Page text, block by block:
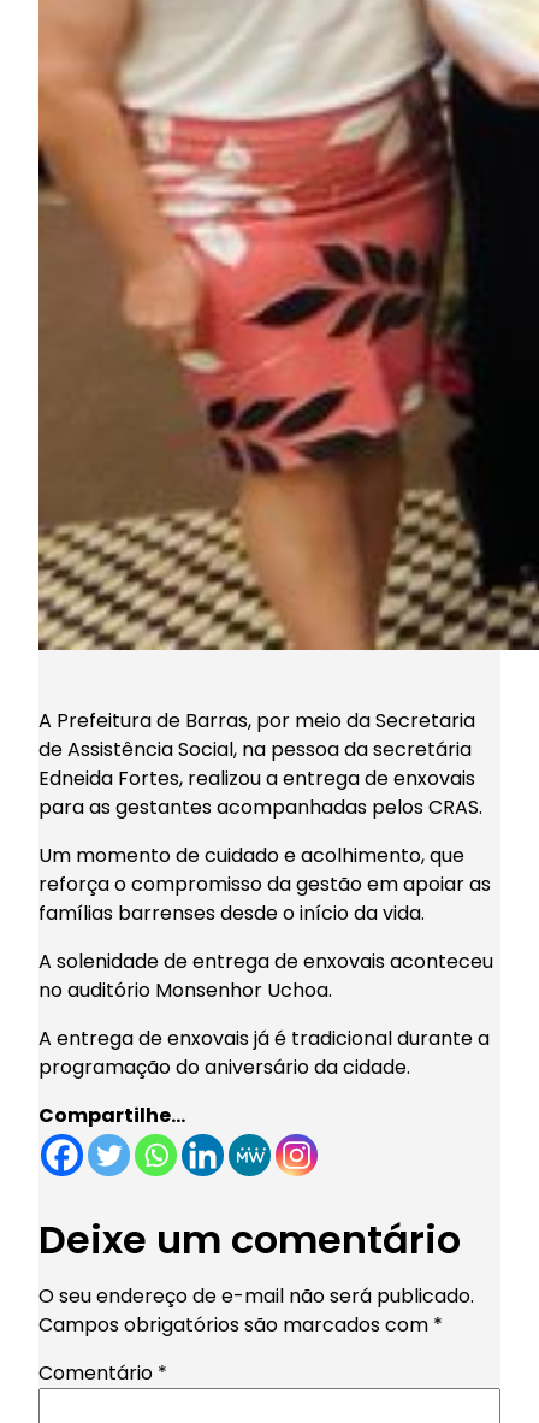
A Prefeitura de Barras, por meio da Secretaria
de Assistência Social, na pessoa da secretária
Edneida Fortes, realizou a entrega de enxovais
para as gestantes acompanhadas pelos CRAS.
Um momento de cuidado e acolhimento, que
reforça o compromisso da gestão em apoiar as
famílias barrenses desde o início da vida.
A solenidade de entrega de enxovais aconteceu
no auditório Monsenhor Uchoa.
A entrega de enxovais já é tradicional durante a
programação do aniversário da cidade.
Compartilhe…
Deixe um comentário
O seu endereço de e-mail não será publicado.
Campos obrigatórios são marcados com *
Comentário *